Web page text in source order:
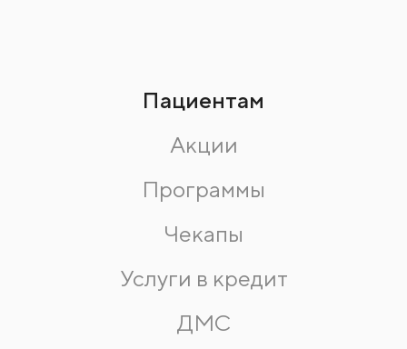
Пациентам
Акции
Программы
Чекапы
Услуги в кредит
ДМС